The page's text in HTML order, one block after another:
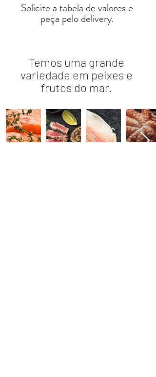
Solicite a tabela de valores e
peça pelo delivery.
Temos uma grande
variedade em peixes e
frutos do mar.